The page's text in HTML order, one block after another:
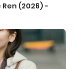
(2026) -